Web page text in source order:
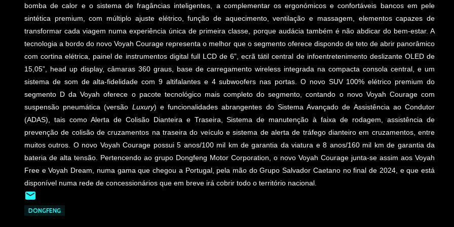
bomba de calor e o sistema de fragâncias inteligentes, a complementar os ergonómicos e confortáveis bancos em pele
sintética premium, com múltiplo ajuste elétrico, função de aquecimento, ventilação e massagem, elementos capazes de
transformar cada viagem numa experiência única de primeira classe, porque audácia também é não abdicar do bem-estar. A
tecnologia a bordo do novo Voyah Courage representa o melhor que o segmento oferece dispondo de teto de abrir panorâmico
com cortina elétrica, painel de instrumentos digital full LCD de 6”, ecrã tátil central de infoentretenimento deslizante OLED de
15,05”, head up display, câmaras 360 graus, base de carregamento wireless integrada na compacta consola central, e um
sistema de som de alta-fidelidade com 9 altifalantes e 4 subwoofers nas portas. O novo SUV 100% elétrico premium do
segmento D da Voyah oferece o pacote tecnológico mais completo do segmento, contando o novo Voyah Courage com
suspensão pneumática (versão Luxury) e funcionalidades abrangentes do Sistema Avançado de Assistência ao Condutor
(ADAS), tais como Alerta de Colisão Dianteira e Traseira, Sistema de manutenção à faixa de rodagem, assistência de
prevenção de colisão de cruzamentos na traseira do veículo e sistema de alerta de tráfego dianteiro em cruzamentos, entre
muitos outros. O novo Voyah Courage possui 5 anos/100 mil km de garantia da viatura e 8 anos/160 mil km de garantia da
bateria de alta tensão. Pertencendo ao grupo Dongfeng Motor Corporation, o novo Voyah Courage junta-se assim aos Voyah
Free e Voyah Dream, numa gama que chegou a Portugal, pela mão do Grupo Salvador Caetano no final de 2024, e que está
disponível numa rede de concessionários que em breve irá cobrir todo o território nacional.
DONGFENG